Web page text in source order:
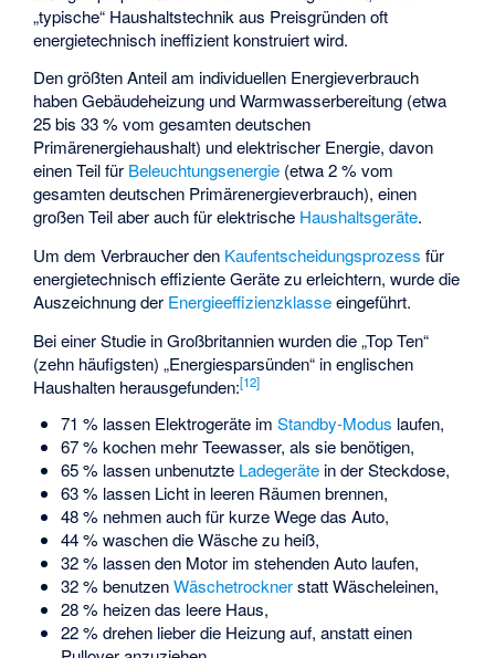
„typische“ Haushaltstechnik aus Preisgründen oft
energietechnisch ineffizient konstruiert wird.
Den größten Anteil am individuellen Energieverbrauch
haben Gebäudeheizung und Warmwasserbereitung (etwa
25 bis 33 % vom gesamten deutschen
Primärenergiehaushalt) und elektrischer Energie, davon
einen Teil für Beleuchtungsenergie (etwa 2 % vom
gesamten deutschen Primärenergieverbrauch), einen
großen Teil aber auch für elektrische Haushaltsgeräte.
Um dem Verbraucher den Kaufentscheidungsprozess für
energietechnisch effiziente Geräte zu erleichtern, wurde die
Auszeichnung der Energieeffizienzklasseeingeführt.
Bei einer Studie in Großbritannien wurden die „Top Ten“
(zehn häufigsten) „Energiesparsünden“ in englischen
Haushalten herausgefunden:[12]
71 % lassen Elektrogeräte im Standby-Modus laufen,
67 % kochen mehr Teewasser, als sie benötigen,
65 % lassen unbenutzte Ladegerätein der Steckdose,
63 % lassen Licht in leeren Räumen brennen,
48 % nehmen auch für kurze Wege das Auto,
44 % waschen die Wäsche zu heiß,
32 % lassen den Motor im stehenden Auto laufen,
32 % benutzenWäschetrocknerstatt Wäscheleinen,
28 % heizen das leere Haus,
22 % drehen lieber die Heizung auf, anstatt einen